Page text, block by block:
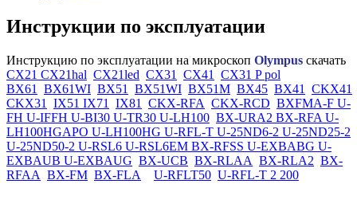
Инструкции по эксплуатации
Инструкцию по эксплуатации на микроскоп Olympus скачать
CX21 CX21hal CX21led CX31 CX41
CX31 P pol
BX61
BX61WI BX51 BX51WI BX51M BX45 BX41
CKX41
CKX31
IX51 IX71 IX81 CKX-RFA CKX-RCD BXFMA-F U-
FH U-IFFH U-BI30 U-TR30 U-LH100 BX-URA2 BX-RFA U-
LH100HGAPO U-LH100HG U-RFL-T U-25ND6-2 U-25ND25-2
U-25ND50-2 U-RSL6 U-RSL6EM BX-RFSS U-EXBABG U-
EXBAUB U-EXBAUG BX-UCB BX-RLAA BX-RLA2 BX-
RFAA BX-FM BX-FLA U-RFLT50 U-RFL-T 2 200